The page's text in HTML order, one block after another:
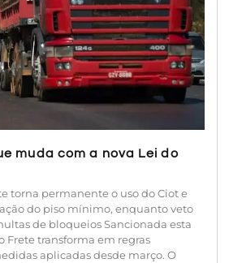
muda com a nova Lei do
torna permanente o uso do Ciot e
do piso mínimo, enquanto veto
de bloqueios Sancionada esta
Frete transforma em regras
aplicadas desde março. O